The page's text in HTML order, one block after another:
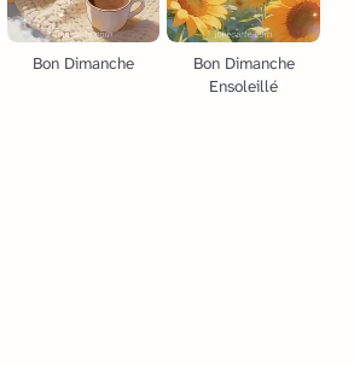
Bon Dimanche
Bon Dimanche
Ensoleillé